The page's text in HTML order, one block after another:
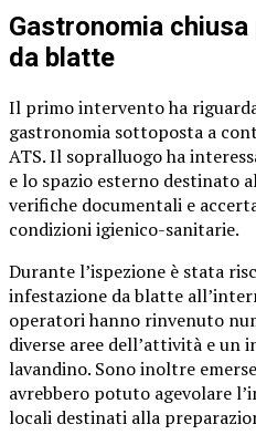
Gastronomia
da blatte
Il primo intervento ha
gastronomia sottoposta a
ATS. Il sopralluogo ha
e lo spazio esterno destinato
verifiche documentali e
condizioni igienico-sanitarie.
Durante l’ispezione è stata
infestazione da blatte
operatori hanno rinvenuto
diverse aree dell’attività e un
lavandino. Sono inoltre
avrebbero potuto agevolare
locali destinati alla